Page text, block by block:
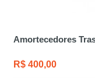
Amortecedores
R$ 400,00